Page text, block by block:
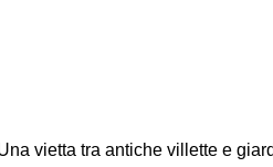
vietta tra antiche villette e